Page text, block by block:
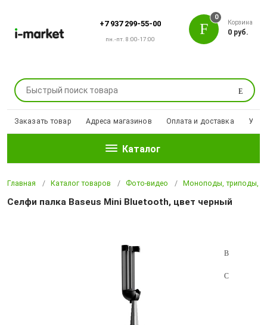
+7 937 299-55-00
пн.-пт. 8:00-17:00
Поиск
0
Корзина
0 руб.
Заказать товар Адреса магазинов Оплата и доставка
Каталог
Главная Каталог товаров Фото-видео Моноподы, триподы,
Селфи палка Baseus Mini Bluetooth, цвет черный